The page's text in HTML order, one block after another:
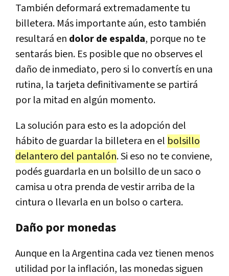
También deformará extremadamente tu
billetera. Más importante aún, esto también
resultará en dolor de espalda, porque no te
sentarás bien. Es posible que no observes el
daño de inmediato, pero si lo convertís en una
rutina, la tarjeta definitivamente se partirá
por la mitad en algún momento.
La solución para esto es la adopción del
hábito de guardar la billetera en el bolsillo
delantero del pantalón. Si eso no te conviene,
podés guardarla en un bolsillo de un saco o
camisa u otra prenda de vestir arriba de la
cintura o llevarla en un bolso o cartera.
Daño por monedas
Aunque en la Argentina cada vez tienen menos
utilidad por la inflación, las monedas siguen